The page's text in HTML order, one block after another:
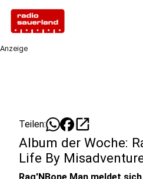
Anzeige
Teilen: open_in_new
Album der Woche:
Life By